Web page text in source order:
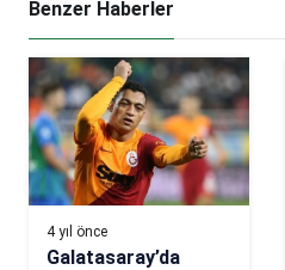
Benzer Haberler
4 yıl önce
Galatasaray’da